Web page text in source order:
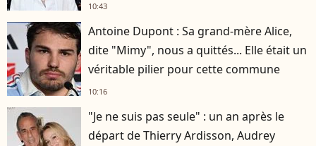
10:43
Antoine Dupont : Sa grand-mère Alice,
dite "Mimy", nous a quittés... Elle était un
véritable pilier pour cette commune
10:16
"Je ne suis pas seule" : un an après le
départ de Thierry Ardisson, Audrey